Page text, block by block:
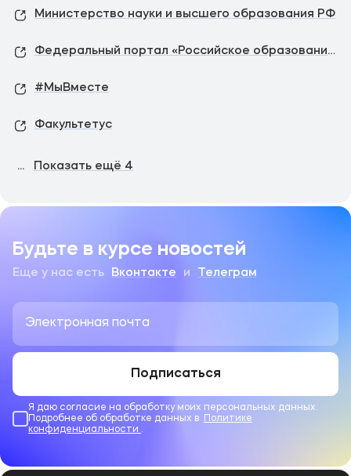
Министерство науки и высшего образования РФ
Федеральный портал «Российское образование»
#МыВместе
Факультетус
... Показать ещё 4
Будьте в курсе новостей
Еще у нас есть Вконтакте и Телеграм
Подписаться
Я даю согласие на обработку моих персональных данных.
Подробнее об обработке данных в
Политике
конфиденциальности .